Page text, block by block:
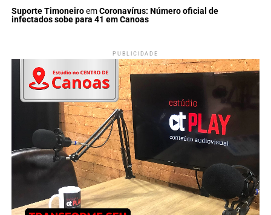
Suporte TimoneiroemCoronavírus: Número oficial de
infectados sobe para 41 em Canoas
PUBLICIDADE